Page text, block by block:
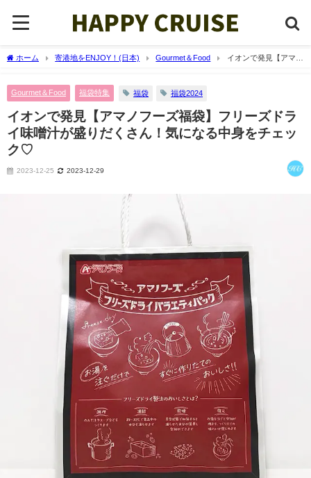
ホーム 寄港地をENJOY！(日本) Gourmet＆Food
イオンで発見【アマノ
Gourmet＆Food 福袋特集 福袋 福袋2024
イオンで発見【アマノフーズ福袋】フリーズドラ
イ味噌汁が盛りだくさん！気になる中身をチェッ
ク♡
2023-12-25 2023-12-29